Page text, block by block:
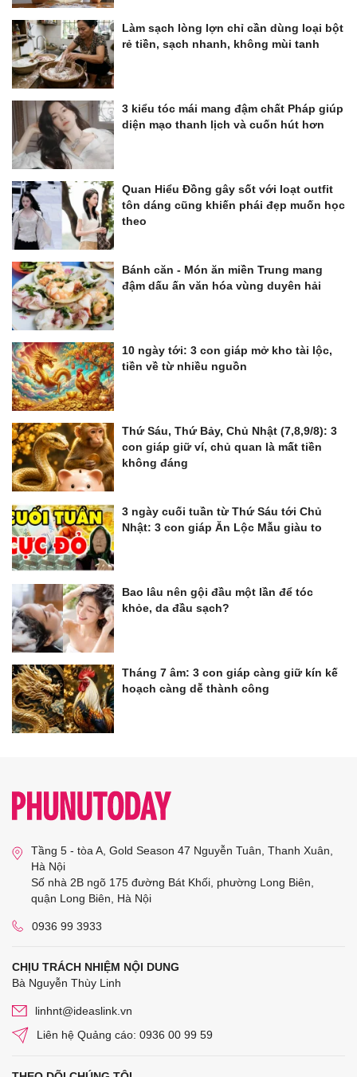
Làm sạch lòng lợn chỉ cần dùng loại bột
rẻ tiền, sạch nhanh, không mùi tanh
3 kiểu tóc mái mang đậm chất Pháp giúp
diện mạo thanh lịch và cuốn hút hơn
Quan Hiểu Đồng gây sốt với loạt outfit
tôn dáng cũng khiến phái đẹp muốn học
theo
Bánh căn - Món ăn miền Trung mang
đậm dấu ấn văn hóa vùng duyên hải
10 ngày tới: 3 con giáp mở kho tài lộc,
tiền về từ nhiều nguồn
Thứ Sáu, Thứ Bảy, Chủ Nhật (7,8,9/8): 3
con giáp giữ ví, chủ quan là mất tiền
không đáng
3 ngày cuối tuần từ Thứ Sáu tới Chủ
Nhật: 3 con giáp Ăn Lộc Mẫu giàu to
Bao lâu nên gội đầu một lần để tóc
khỏe, da đầu sạch?
Tháng 7 âm: 3 con giáp càng giữ kín kế
hoạch càng dễ thành công
Tầng 5 - tòa A, Gold Season 47 Nguyễn Tuân, Thanh Xuân,
Hà Nội
Số nhà 2B ngõ 175 đường Bát Khối, phường Long Biên,
quận Long Biên, Hà Nội
0936 99 3933
CHỊU TRÁCH NHIỆM NỘI DUNG
Bà Nguyễn Thùy Linh
linhnt@ideaslink.vn
Liên hệ Quảng cáo: 0936 00 99 59